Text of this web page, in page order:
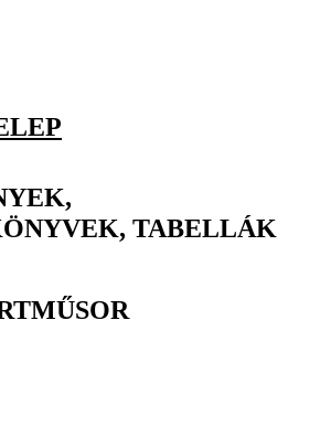
TABELLÁK